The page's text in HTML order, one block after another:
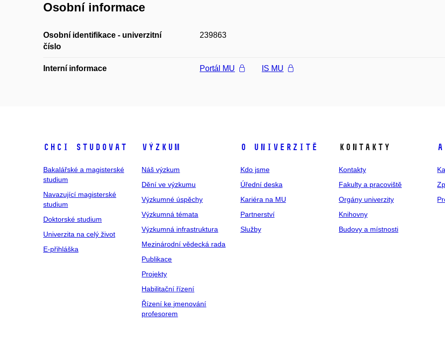
Osobní informace
Osobní identifikace - univerzitní
číslo
239863
Interní informace Portál MU IS MU
Chci studovat
Bakalářské a magisterské
studium
Navazující magisterské
studium
Doktorské studium
Univerzita na celý život
E-přihláška
Výzkum
Náš výzkum
Dění ve výzkumu
Výzkumné úspěchy
Výzkumná témata
Výzkumná infrastruktura
Mezinárodní vědecká rada
Publikace
Projekty
Habilitační řízení
Řízení ke jmenování
profesorem
O univerzitě
Kdo jsme
Úřední deska
Kariéra na MU
Partnerství
Služby
Kontakty
Kontakty
Fakulty a pracoviště
Orgány univerzity
Knihovny
Budovy a místnosti